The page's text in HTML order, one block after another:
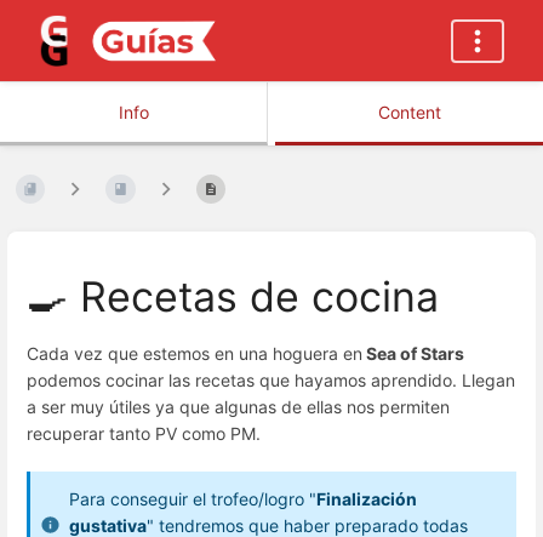
Info Content
🍳 Recetas de cocina
Cada vez que estemos en una hoguera en Sea of Stars
podemos cocinar las recetas que hayamos aprendido. Llegan
a ser muy útiles ya que algunas de ellas nos permiten
recuperar tanto PV como PM.
Para conseguir el trofeo/logro "Finalización
gustativa" tendremos que haber preparado todas